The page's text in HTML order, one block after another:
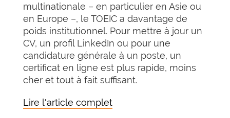
multinationale – en particulier en Asie ou
en Europe –, le TOEIC a davantage de
poids institutionnel. Pour mettre à jour un
CV, un profil LinkedIn ou pour une
candidature générale à un poste, un
certificat en ligne est plus rapide, moins
cher et tout à fait suffisant.
Lire l'article complet